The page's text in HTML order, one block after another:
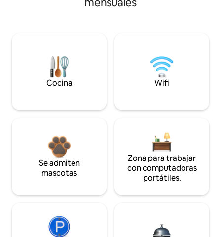
Cocina Wifi
Se admiten
mascotas
Zona para trabajar
con computadoras
portátiles.